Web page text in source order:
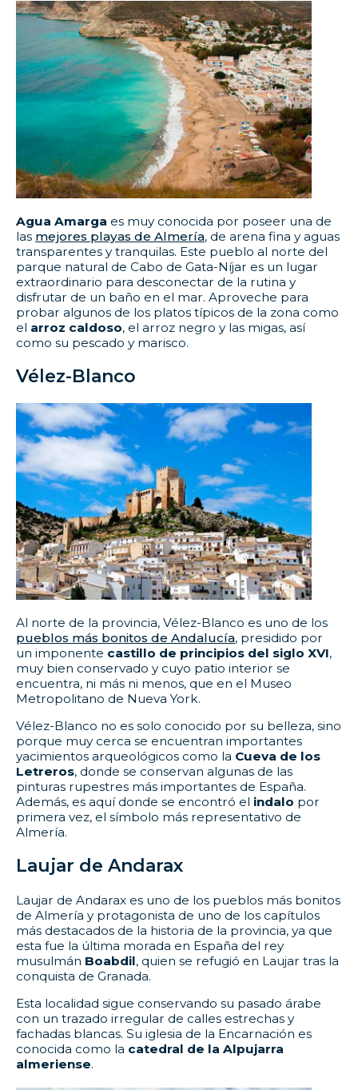
Agua Amarga es muy conocida por poseer una de
las mejores playas de Almería, de arena fina y aguas
transparentes y tranquilas. Este pueblo al norte del
parque natural de Cabo de Gata-Níjar es un lugar
extraordinario para desconectar de la rutina y
disfrutar de un baño en el mar. Aproveche para
probar algunos de los platos típicos de la zona como
el arroz caldoso, el arroz negro y las migas, así
como su pescado y marisco.
Vélez-Blanco
Al norte de la provincia, Vélez-Blanco es uno de los
pueblos más bonitos de Andalucía, presidido por
un imponente castillo de principios del siglo XVI,
muy bien conservado y cuyo patio interior se
encuentra, ni más ni menos, que en el Museo
Metropolitano de Nueva York.
Vélez-Blanco no es solo conocido por su belleza, sino
porque muy cerca se encuentran importantes
yacimientos arqueológicos como la Cueva de los
Letreros, donde se conservan algunas de las
pinturas rupestres más importantes de España.
Además, es aquí donde se encontró el indalo por
primera vez, el símbolo más representativo de
Almería.
Laujar de Andarax
Laujar de Andarax es uno de los pueblos más bonitos
de Almería y protagonista de uno de los capítulos
más destacados de la historia de la provincia, ya que
esta fue la última morada en España del rey
musulmán Boabdil, quien se refugió en Laujar tras la
conquista de Granada.
Esta localidad sigue conservando su pasado árabe
con un trazado irregular de calles estrechas y
fachadas blancas. Su iglesia de la Encarnación es
conocida como la catedral de la Alpujarra
almeriense.